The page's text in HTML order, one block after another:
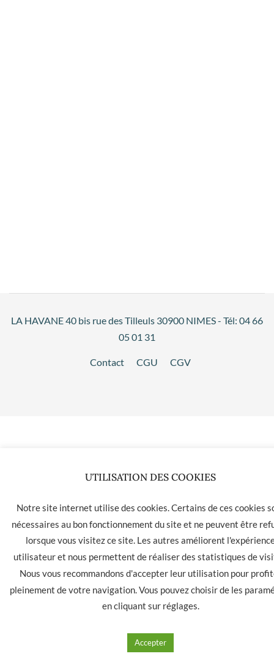
LA HAVANE 40 bis rue des Tilleuls 30900 NIMES - Tél: 04 66
05 01 31
Contact CGU CGV
UTILISATION DES COOKIES
Notre site internet utilise des cookies. Certains de ces cookies
nécessaires au bon fonctionnement du site et ne peuvent être
lorsque vous visitez ce site. Les autres améliorent
utilisateur et nous permettent de réaliser des statistiques de
Nous vous recommandons d'accepter leur utilisation pour
pleinement de votre navigation. Vous pouvez choisir de les
en cliquant sur réglages.
Accepter